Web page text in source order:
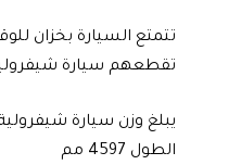
تقطعهم سيارة شيفرولية
يبلغ وزن سيارة شيفرولية أوبترا 1220 كيلوجرام وأبعاد
الطول 4597 مم